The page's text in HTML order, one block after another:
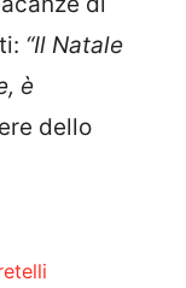
“Il Natale
è
dello